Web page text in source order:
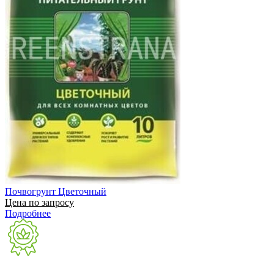
Почвогрунт Цветочный
Цена по запросу
Подробнее